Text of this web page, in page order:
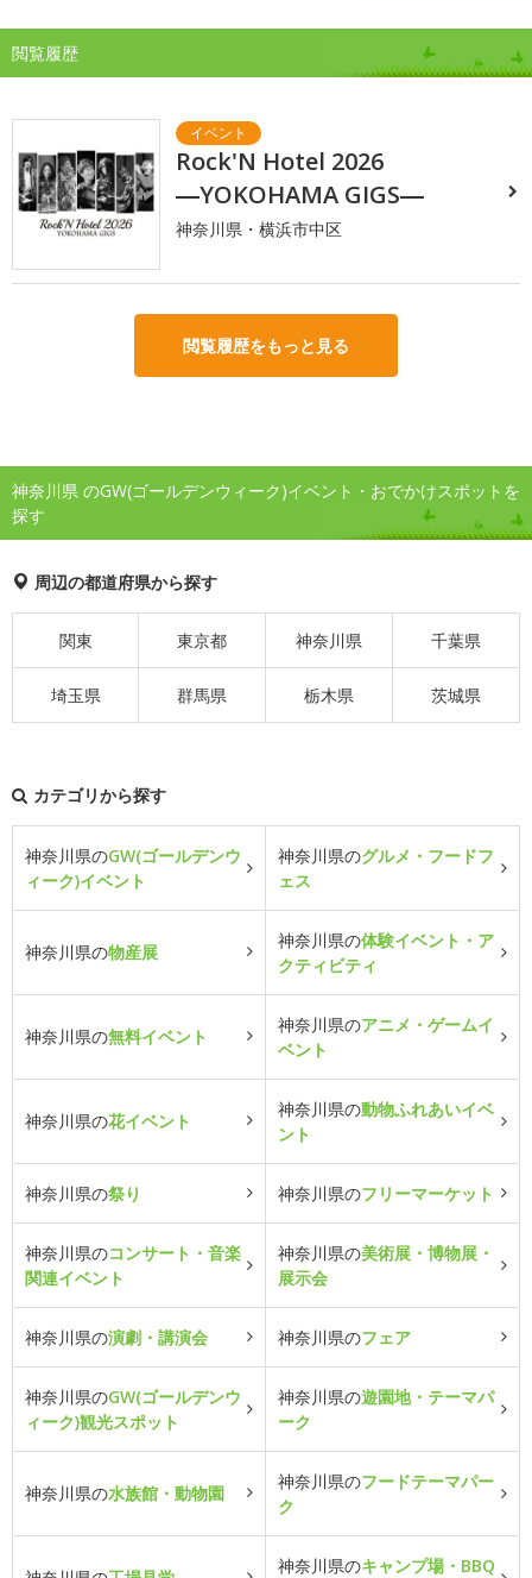
閲覧履歴
Rock'N Hotel 2026
―YOKOHAMA GIGS―
神奈川県・横浜市中区
閲覧履歴をもっと見る
神奈川県 のGW(ゴールデンウィーク)イベント・おでかけスポットを
探す
周辺の都道府県から探す
関東 東京都 神奈川県 千葉県
埼玉県 群馬県 栃木県 茨城県
カテゴリから探す
神奈川県のGW(ゴールデンウ
ィーク)イベント
神奈川県のグルメ・フードフ
ェス
神奈川県の物産展
神奈川県の体験イベント・ア
クティビティ
神奈川県の無料イベント
神奈川県のアニメ・ゲームイ
ベント
神奈川県の花イベント
神奈川県の動物ふれあいイベ
ント
神奈川県の祭り 神奈川県のフリーマーケット
神奈川県のコンサート・音楽
関連イベント
神奈川県の美術展・博物展・
展示会
神奈川県の演劇・講演会 神奈川県のフェア
神奈川県のGW(ゴールデンウ
ィーク)観光スポット
神奈川県の遊園地・テーマパ
ーク
神奈川県の水族館・動物園
神奈川県のフードテーマパー
ク
神奈川県のキャンプ場・BBQ